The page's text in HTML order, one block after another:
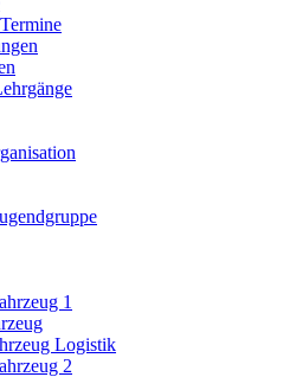
1
Logistik
2